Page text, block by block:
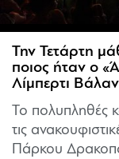
Την Τετάρτη
ποιος ήταν ο
Λίμπερτι
Το πολυπληθές
τις
Πάρκου